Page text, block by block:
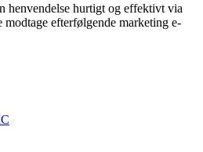
henvendelse hurtigt og effektivt via
efterfølgende marketing e-